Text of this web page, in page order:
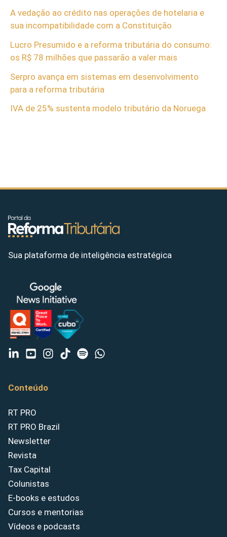
A vedação ao crédito nas operações de hotelaria e
sua incompatibilidade com a Constituição
Lucro Presumido e a reforma tributária do consumo:
os R$ 78 milhões que passarão a valer mais
Serpro avança em sistemas em desenvolvimento
para a reforma tributária
IVA de 25% sustenta modelo tributário da Noruega
Sua plataforma de inteligência estratégica
Conteúdo
RT PRO
RT PRO Brazil
Newsletter
Revista
Tax Capital
Colunistas
E-books e estudos
Cursos e mentorias
Vídeos e podcasts